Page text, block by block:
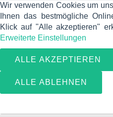
Wir verwenden Cookies um
Ihnen das bestmögliche
Klick auf "Alle akzeptieren"
Erweiterte Einstellungen
ALLE AKZEPTIEREN
ALLE ABLEHNEN